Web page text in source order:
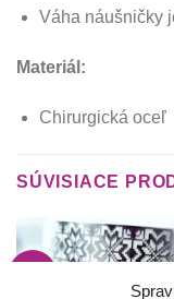
Váha náušničky
Materiál:
Chirurgická oceľ
SÚVISIACE